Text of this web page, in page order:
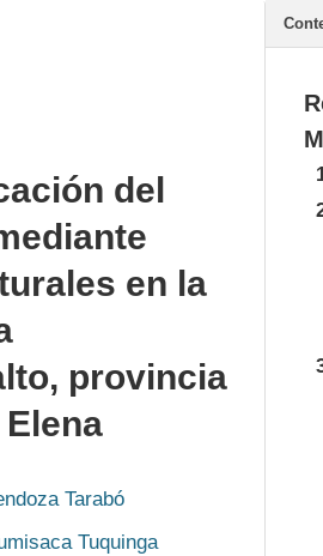
del
en la
provincia
Tarabó
Tuquinga